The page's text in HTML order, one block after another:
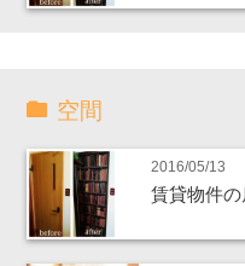
空間
2016/05/13
賃貸物件